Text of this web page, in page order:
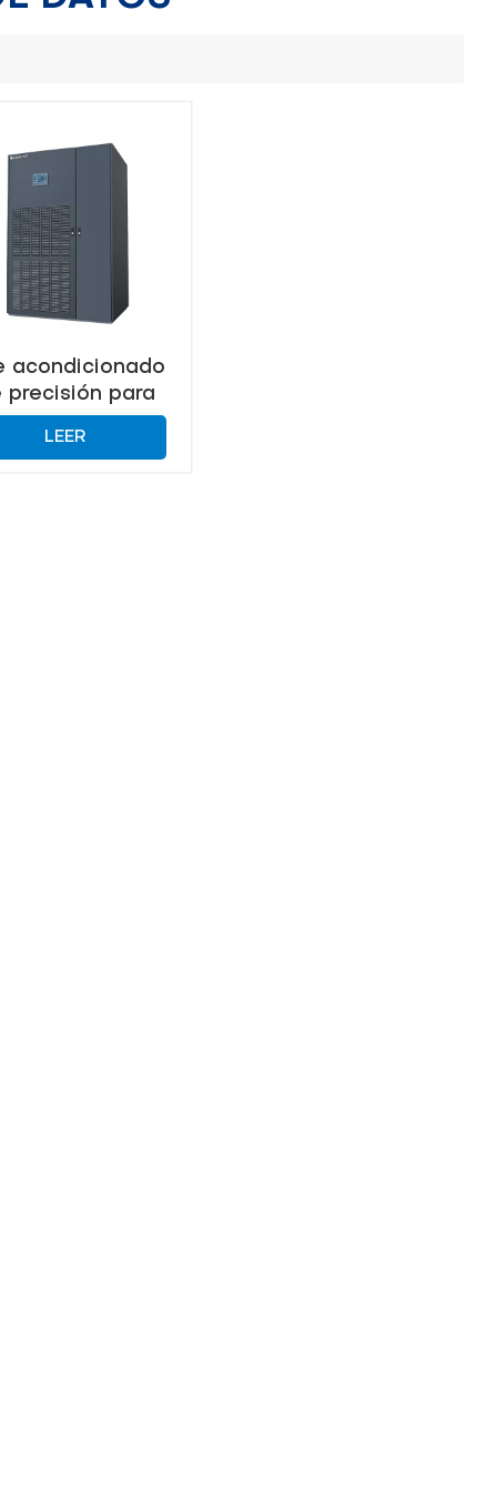
acondicionado
precisión para
cálidos
LEER